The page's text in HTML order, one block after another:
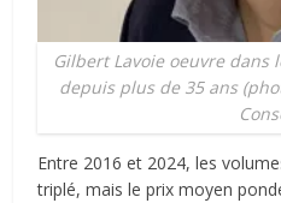
Gilbert Lavoie oeuvre
depuis plus de 35 ans
Entre 2016 et 2024, les
triplé, mais le prix moyen